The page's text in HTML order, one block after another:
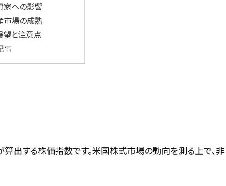
家への影響
市場の成熟
望と注意点
事
出する株価指数です。米国株式市場の動向を測る上で、非